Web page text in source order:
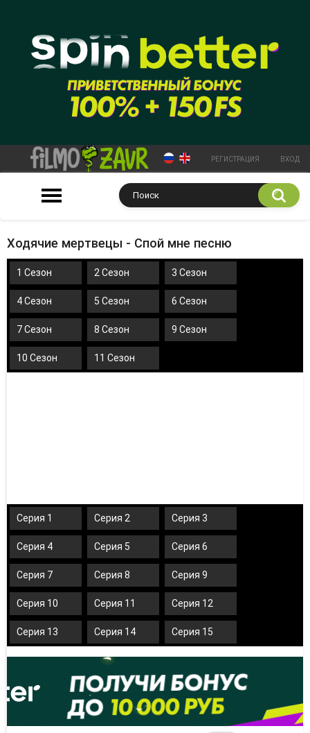
РЕГИСТРАЦИЯ ВХОД
Ходячие мертвецы - Спой мне песню
1 Сезон 2 Сезон 3 Сезон
4 Сезон 5 Сезон 6 Сезон
7 Сезон 8 Сезон 9 Сезон
10 Сезон 11 Сезон
Серия 1 Серия 2 Серия 3
Серия 4 Серия 5 Серия 6
Серия 7 Серия 8 Серия 9
Серия 10 Серия 11 Серия 12
Серия 13 Серия 14 Серия 15